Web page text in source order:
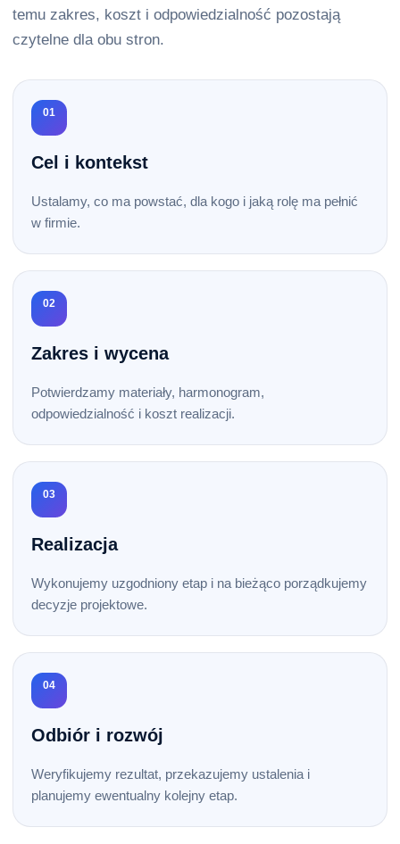
temu zakres, koszt i odpowiedzialność pozostają
czytelne dla obu stron.
01
Cel i kontekst
Ustalamy, co ma powstać, dla kogo i jaką rolę ma pełnić
w firmie.
02
Zakres i wycena
Potwierdzamy materiały, harmonogram,
odpowiedzialność i koszt realizacji.
03
Realizacja
Wykonujemy uzgodniony etap i na bieżąco porządkujemy
decyzje projektowe.
04
Odbiór i rozwój
Weryfikujemy rezultat, przekazujemy ustalenia i
planujemy ewentualny kolejny etap.